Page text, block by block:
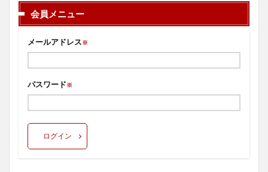
会員メニュー
メールアドレス※
パスワード※
ログイン